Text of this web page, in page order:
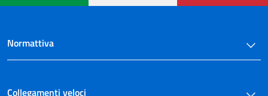
Normattiva
Collegamenti veloci